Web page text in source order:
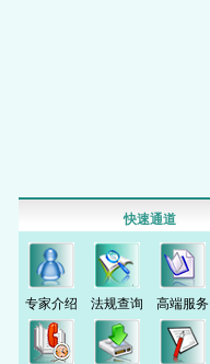
快速通道
专家介绍 法规查询 高端服务